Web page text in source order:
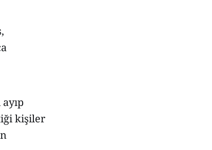
kişiler